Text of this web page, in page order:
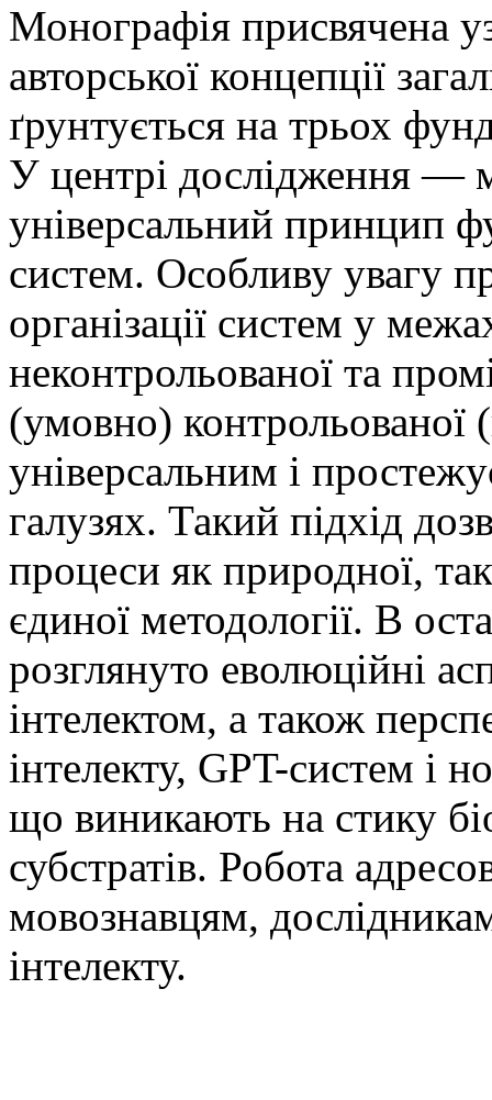
Монографія присвячена
авторської концепції
ґрунтується на трьох
У центрі дослідження —
універсальний принцип
систем. Особливу увагу
організації систем у
неконтрольованої та
(умовно) контрольованої
універсальним і
галузях. Такий підхід
процеси як природної, так
єдиної методології. В
розглянуто еволюційні
інтелектом, а також
інтелекту, GPT-систем і
що виникають на стику
субстратів. Робота
мовознавцям,
інтелекту.